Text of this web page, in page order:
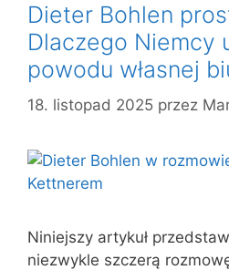
Dieter Bohlen
Dlaczego Niemcy
powodu własnej
18. listopad 2025 przez
Niniejszy artykuł
niezwykle szczerą